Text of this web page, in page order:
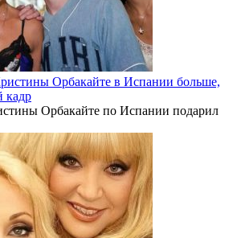
Орбакайте в Испании больше,
кадр
Орбакайте по Испании подарил